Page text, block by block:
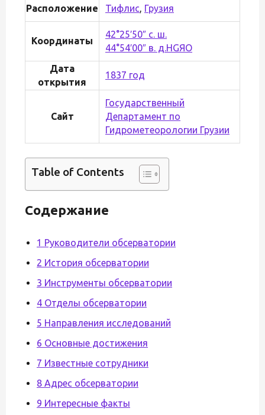
Расположение Тифлис, Грузия
Координаты
42°25′50″ с. ш.
44°54′00″ в. д.HGЯO
Дата
открытия
1837 год
Сайт
Государственный
Департамент по
Гидрометеорологии Грузии
Table of Contents
Содержание
1 Руководители обсерватории
2 История обсерватории
3 Инструменты обсерватории
4 Отделы обсерватории
5 Направления исследований
6 Основные достижения
7 Известные сотрудники
8 Адрес обсерватории
9 Интересные факты